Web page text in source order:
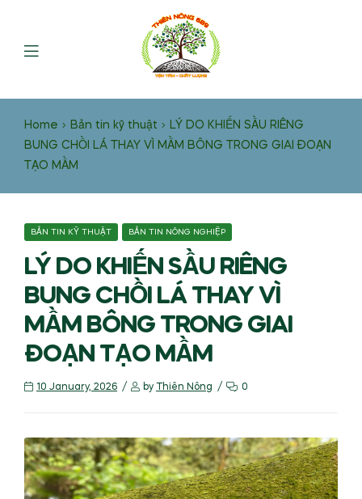
Home Bản tin kỹ thuật
LÝ DO KHIẾN SẦU RIÊNG
BUNG CHỒI LÁ THAY VÌ MẦM BÔNG TRONG GIAI ĐOẠN
TẠO MẦM
BẢN TIN KỸ THUẬT BẢN TIN NÔNG NGHIỆP
LÝ DO KHIẾN SẦU RIÊNG
BUNG CHỒI LÁ THAY VÌ
MẦM BÔNG TRONG GIAI
ĐOẠN TẠO MẦM
10 January, 2026 by Thiên Nông 0